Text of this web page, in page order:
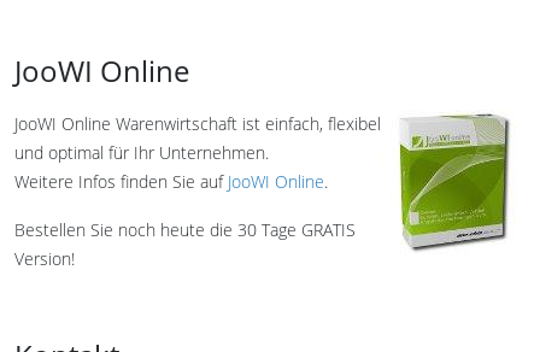
JooWI Online
JooWI Online Warenwirtschaft ist einfach, flexibel
und optimal für Ihr Unternehmen.
Weitere Infos finden Sie auf JooWI Online.
Bestellen Sie noch heute die 30 Tage GRATIS
Version!